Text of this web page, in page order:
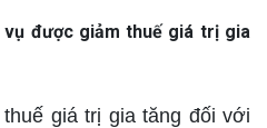
vụ được giảm thuế giá trị gia
giá trị gia tăng đối với